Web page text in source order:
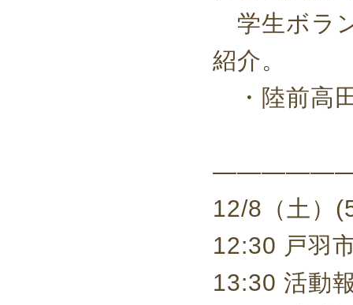
学生ボラ
紹介。
・陸前高
12/8（土）
12:30 戸羽
13:30 活動